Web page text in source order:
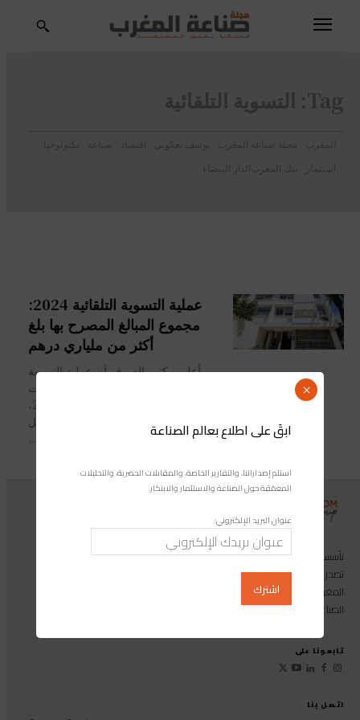
Tag: التسوية التلقائية
المغرب مجلة صناعة المغرب يوسف يعكوبي اقتصاد صناعة
تكنولوجيا
استثمار
بنك المغرب الدار البيضاء
عملية التسوية التلقائية 2024:
مجموع المبالغ المصرح بها بلغ
أكثر من ملياري درهم
أعلن مكتب الصرف أن عملية التسوية
التلقائية برسم الممتلكات والموجودات
المنشأة بالخارج سجلت، خلال سنة 2024،
ما مجموعه 658 تصريحا، فيما وصل
إجمالي المبالغ...
اتصل بنا
تأسست مجموعة إندوستريكوم عام 2013، وهي مجموعة إعلامية متخصصة
تصدر المجلة الرائدة المخصصة للصناعة والاستثمار والابتكار: مجلة «صناعة
المغرب»، بالإضافة إلى أول منصة رقمية موجهة لخدمة المهنيين في القطاع
الصناعي.
تابعونا على
ابقَ على اطلاع بعالم الصناعة
استلم إصداراتنا، والتقارير الخاصة، والمقابلات الحصرية، والتحليلات
المعمّقة حول الصناعة والاستثمار والابتكار.
عنوان البريد الإلكتروني:
×